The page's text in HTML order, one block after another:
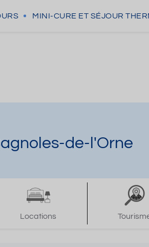
MINI-CURE ET SÉJOUR
de-l'Orne
Locations